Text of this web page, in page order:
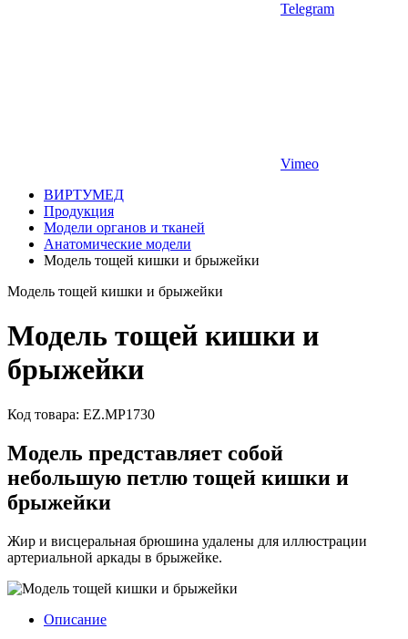
Telegram
Vimeo
ВИРТУМЕД
Продукция
Модели органов и тканей
Анатомические модели
Модель тощей кишки и брыжейки
Модель тощей кишки и брыжейки
Модель тощей кишки и
брыжейки
Код товара: EZ.MP1730
Модель представляет собой
небольшую петлю тощей кишки и
брыжейки
Жир и висцеральная брюшина удалены для иллюстрации
артериальной аркады в брыжейке.
Описание